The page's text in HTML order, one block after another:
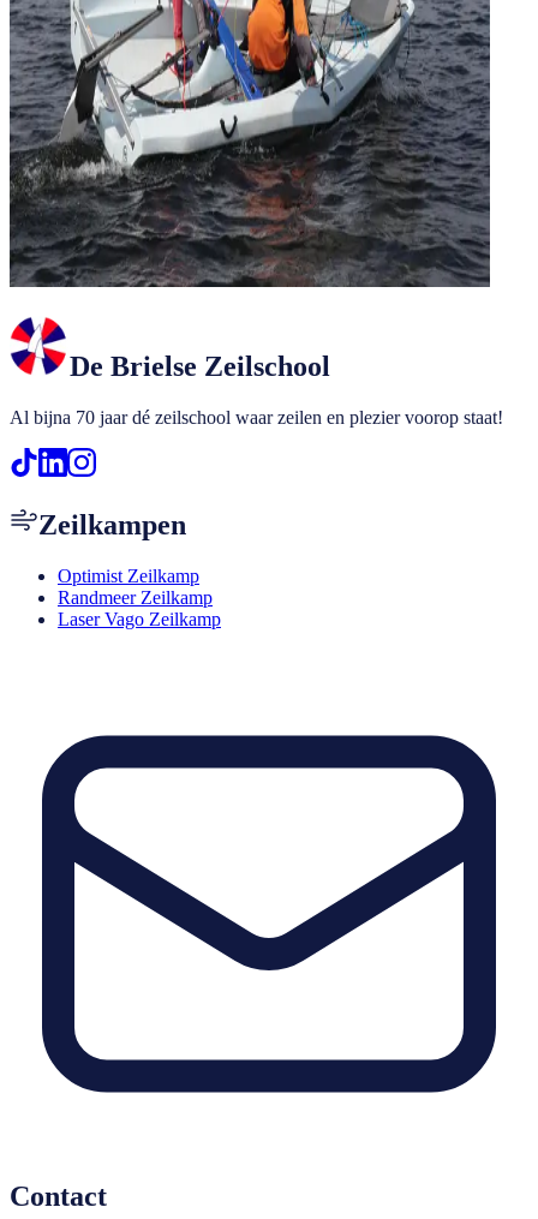
De Brielse Zeilschool
Al bijna 70 jaar dé zeilschool waar zeilen en plezier voorop staat!
Zeilkampen
Optimist Zeilkamp
Randmeer Zeilkamp
Laser Vago Zeilkamp
Contact